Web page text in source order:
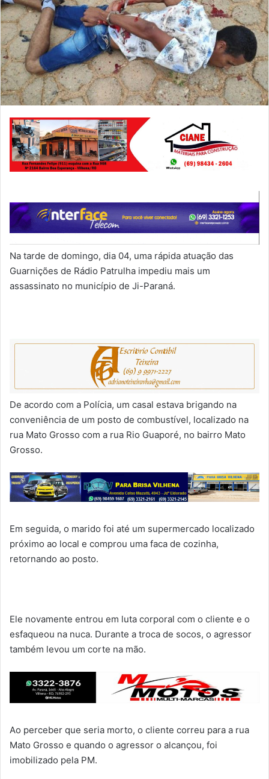
Na tarde de domingo, dia 04, uma rápida atuação das
Guarnições de Rádio Patrulha impediu mais um
assassinato no município de Ji-Paraná.
De acordo com a Polícia, um casal estava brigando na
conveniência de um posto de combustível, localizado na
rua Mato Grosso com a rua Rio Guaporé, no bairro Mato
Grosso.
Em seguida, o marido foi até um supermercado localizado
próximo ao local e comprou uma faca de cozinha,
retornando ao posto.
Ele novamente entrou em luta corporal com o cliente e o
esfaqueou na nuca. Durante a troca de socos, o agressor
também levou um corte na mão.
Ao perceber que seria morto, o cliente correu para a rua
Mato Grosso e quando o agressor o alcançou, foi
imobilizado pela PM.